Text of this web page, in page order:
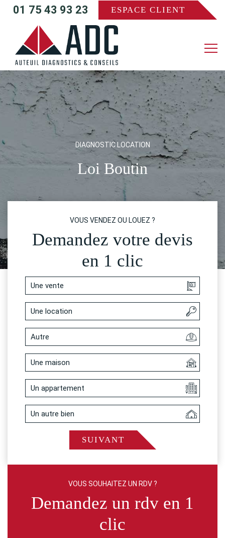
01 75 43 93 23 ESPACE CLIENT
DIAGNOSTIC LOCATION
Loi Boutin
VOUS VENDEZ OU LOUEZ ?
Demandez votre devis
en 1 clic
Une vente
Une location
Autre
Une maison
Un appartement
Un autre bien
SUIVANT
VOUS SOUHAITEZ UN RDV ?
Demandez un rdv en 1
clic